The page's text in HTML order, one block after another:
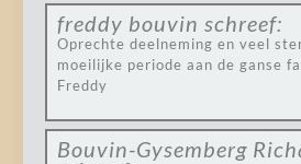
freddy bouvin schreef:
Oprechte deelneming en veel
moeilijke periode aan de ganse
Freddy
Bouvin-Gysemberg